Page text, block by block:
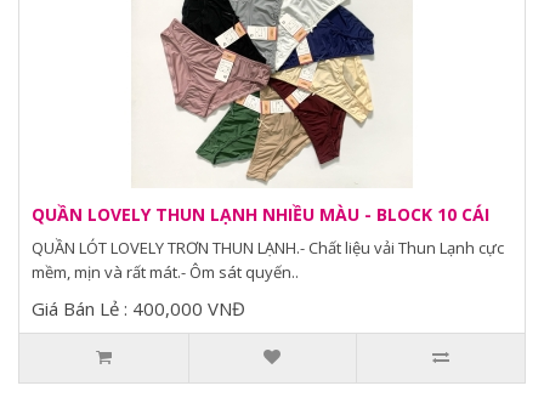
QUẦN LOVELY THUN LẠNH NHIỀU MÀU - BLOCK 10 CÁI
QUẦN LÓT LOVELY TRƠN THUN LẠNH.- Chất liệu vải Thun Lạnh cực
mềm, mịn và rất mát.- Ôm sát quyến..
Giá Bán Lẻ : 400,000 VNĐ